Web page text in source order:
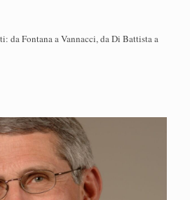
da Fontana a Vannacci, da Di Battista a